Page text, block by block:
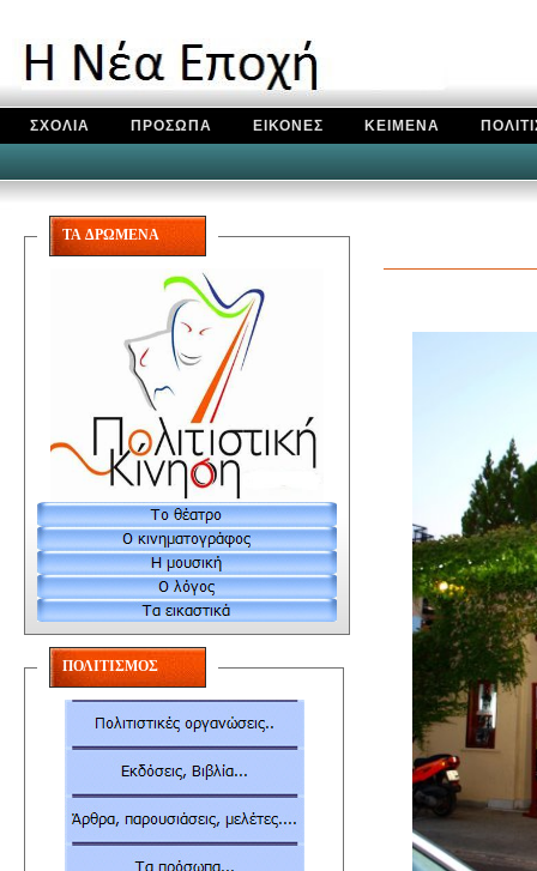
ΣΧΟΛΙΑ ΠΡΟΣΩΠΑ ΕΙΚΟΝΕΣ ΚΕΙΜΕΝΑ
ΤΑ ΔΡΩΜΕΝΑ
ΠΟΛΙΤΙΣΜΟΣ